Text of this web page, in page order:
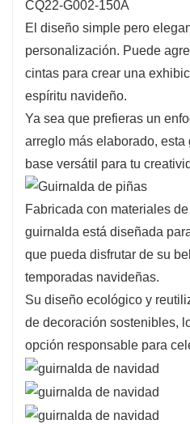
CQ22-G002-150A
El diseño simple pero
personalización. Puede
cintas para crear una
espíritu navideño.
Ya sea que prefieras un
arreglo más elaborado,
base versátil para tu
Fabricada con materiales
guirnalda está diseñada
que pueda disfrutar de su
temporadas navideñas.
Su diseño ecológico y
de decoración sostenibles,
opción responsable para